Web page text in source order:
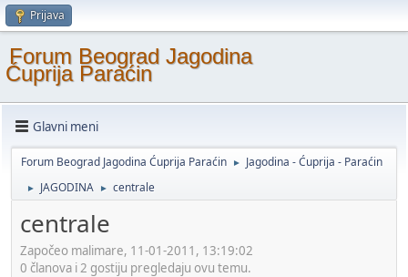
Prijava
Forum Beograd Jagodina
Ćuprija Paraćin
Glavni meni
Forum Beograd Jagodina Ćuprija Paraćin ► Jagodina - Ćuprija - Paraćin
► JAGODINA ► centrale
centrale
Započeo malimare, 11-01-2011, 13:19:02
0 članova i 2 gostiju pregledaju ovu temu.